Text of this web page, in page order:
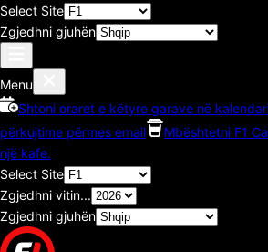
Select Site
Zgjedhni gjuhën
Menu
Shtoni oraret e këtyre garave në
përkujtime përmes email
Mbështetni F1
një kafe.
Select Site
Zgjedhni vitin...
Zgjedhni gjuhën